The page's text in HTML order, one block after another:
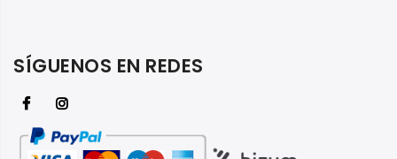
SÍGUENOS EN REDES